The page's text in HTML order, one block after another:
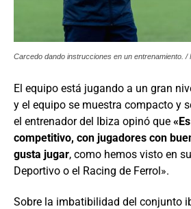
Carcedo dando instrucciones en un entrenamiento. /
El equipo está jugando a un gran
y el equipo se muestra compacto y
el entrenador del Ibiza opinó que
competitivo, con jugadores con
gusta jugar, como hemos visto en
Deportivo o el Racing de Ferrol».
Sobre la imbatibilidad del conjunto